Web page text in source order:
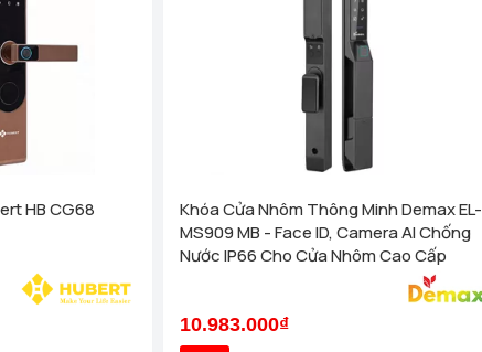
HB CG68
Khóa Cửa Nhôm Thông Minh Demax EL-
MS909 MB - Face ID, Camera AI Chống
Nước IP66 Cho Cửa Nhôm Cao Cấp
10.983.000₫